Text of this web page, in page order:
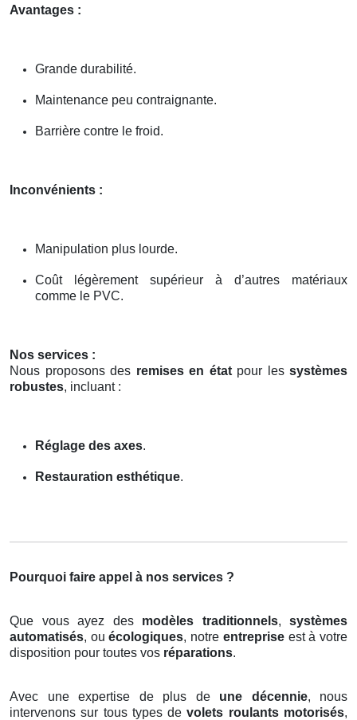
Avantages :
Grande durabilité.
Maintenance peu contraignante.
Barrière contre le froid.
Inconvénients :
Manipulation plus lourde.
Coût légèrement supérieur à d’autres matériaux
comme le PVC.
Nos services :
Nous proposons des remises en étatpour les systèmes
robustes, incluant :
Réglage des axes.
Restauration esthétique.
Pourquoi faire appel à nos services ?
Que vous ayez des modèles traditionnels, systèmes
automatisés, ouécologiques, notre entrepriseest à votre
disposition pour toutes vos réparations.
Avec une expertise de plus de une décennie, nous
intervenons sur tous types devolets roulants motorisés,